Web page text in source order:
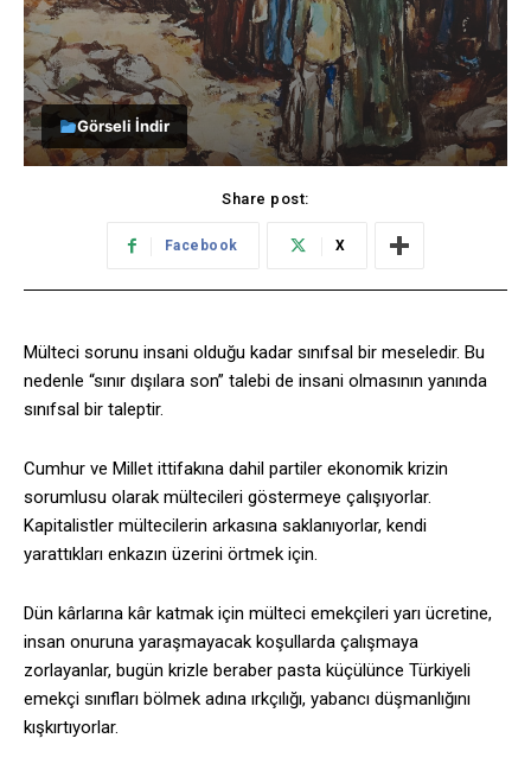
Görseli İndir
Share post:
Facebook X
Mülteci sorunu insani olduğu kadar sınıfsal bir meseledir. Bu
nedenle “sınır dışılara son” talebi de insani olmasının yanında
sınıfsal bir taleptir.
Cumhur ve Millet ittifakına dahil partiler ekonomik krizin
sorumlusu olarak mültecileri göstermeye çalışıyorlar.
Kapitalistler mültecilerin arkasına saklanıyorlar, kendi
yarattıkları enkazın üzerini örtmek için.
Dün kârlarına kâr katmak için mülteci emekçileri yarı ücretine,
insan onuruna yaraşmayacak koşullarda çalışmaya
zorlayanlar, bugün krizle beraber pasta küçülünce Türkiyeli
emekçi sınıfları bölmek adına ırkçılığı, yabancı düşmanlığını
kışkırtıyorlar.